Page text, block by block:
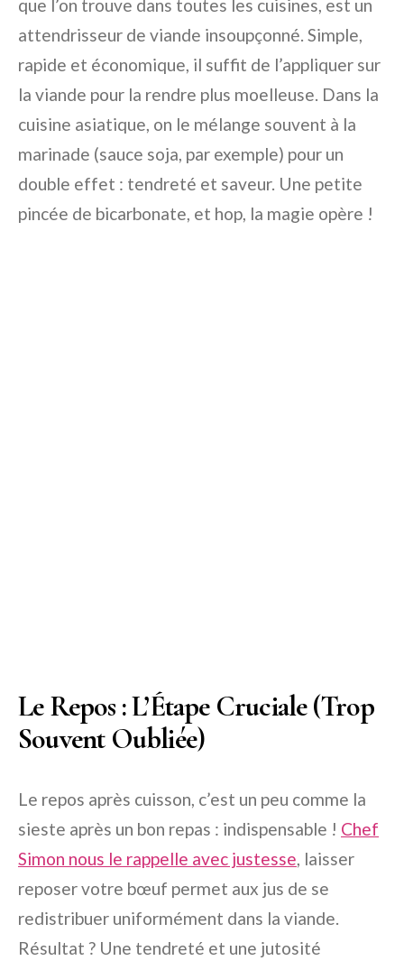
que l’on trouve dans toutes les cuisines, est un
attendrisseur de viande insoupçonné. Simple,
rapide et économique, il suffit de l’appliquer sur
la viande pour la rendre plus moelleuse. Dans la
cuisine asiatique, on le mélange souvent à la
marinade (sauce soja, par exemple) pour un
double effet : tendreté et saveur. Une petite
pincée de bicarbonate, et hop, la magie opère !
Le Repos : L’Étape Cruciale (Trop
Souvent Oubliée)
Le repos après cuisson, c’est un peu comme la
sieste après un bon repas : indispensable ! Chef
Simon nous le rappelle avec justesse, laisser
reposer votre bœuf permet aux jus de se
redistribuer uniformément dans la viande.
Résultat ? Une tendreté et une jutosité